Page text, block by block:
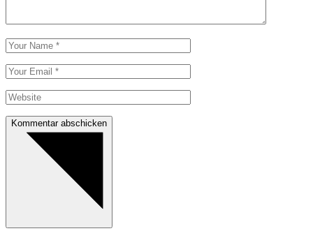
Kommentar abschicken